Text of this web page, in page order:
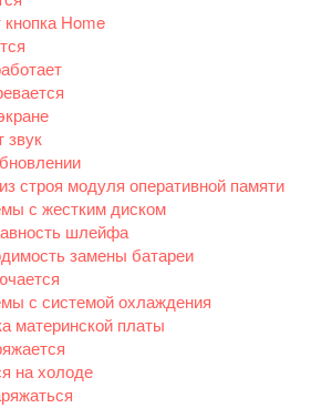
Home
звук
строя модуля оперативной памяти
с жестким диском
шлейфа
замены батареи
с системой охлаждения
материнской платы
на холоде